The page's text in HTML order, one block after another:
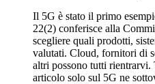
Il 5G è stato il primo
22(2) conferisce alla
scegliere quali prodotti,
valutati. Cloud, fornitori di
altri possono tutti rientrarvi.
articolo solo sul 5G ne